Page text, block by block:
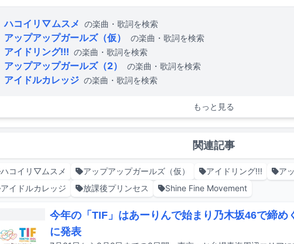
ハコイリ▽ムスメ の楽曲・歌詞を検索
アップアップガールズ（仮） の楽曲・歌詞を検索
アイドリング!!! の楽曲・歌詞を検索
アップアップガールズ（2） の楽曲・歌詞を検索
アイドルカレッジ の楽曲・歌詞を検索
もっと見る
関連記事
ハコイリ▽ムスメ アップアップガールズ（仮） アイドリング!!!
ア
アイドルカレッジ
放課後プリンセス Shine Fine Movement
今年の「TIF」はあーりんで始まり乃木坂46で締め
に発表